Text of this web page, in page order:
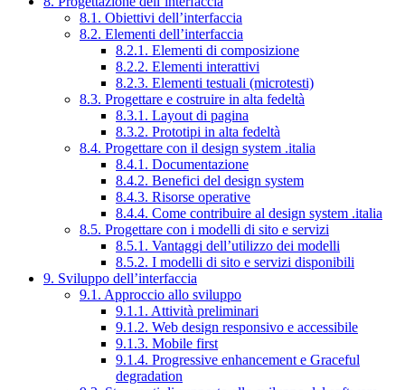
8.1. Obiettivi dell’interfaccia
8.2. Elementi dell’interfaccia
8.2.1. Elementi di composizione
8.2.2. Elementi interattivi
8.2.3. Elementi testuali (microtesti)
8.3. Progettare e costruire in alta fedeltà
8.3.1. Layout di pagina
8.3.2. Prototipi in alta fedeltà
8.4. Progettare con il design system .italia
8.4.1. Documentazione
8.4.2. Benefici del design system
8.4.3. Risorse operative
8.4.4. Come contribuire al design system .italia
8.5. Progettare con i modelli di sito e servizi
8.5.1. Vantaggi dell’utilizzo dei modelli
8.5.2. I modelli di sito e servizi disponibili
9. Sviluppo dell’interfaccia
9.1. Approccio allo sviluppo
9.1.1. Attività preliminari
9.1.2. Web design responsivo e accessibile
9.1.3. Mobile first
9.1.4. Progressive enhancement e Graceful
degradation